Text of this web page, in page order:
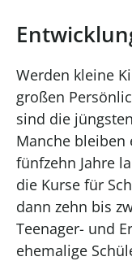
Werden kleine
großen
sind die
Manche bleiben
fünfzehn Jahre
die Kurse für
dann zehn bis
Teenager- und
ehemalige